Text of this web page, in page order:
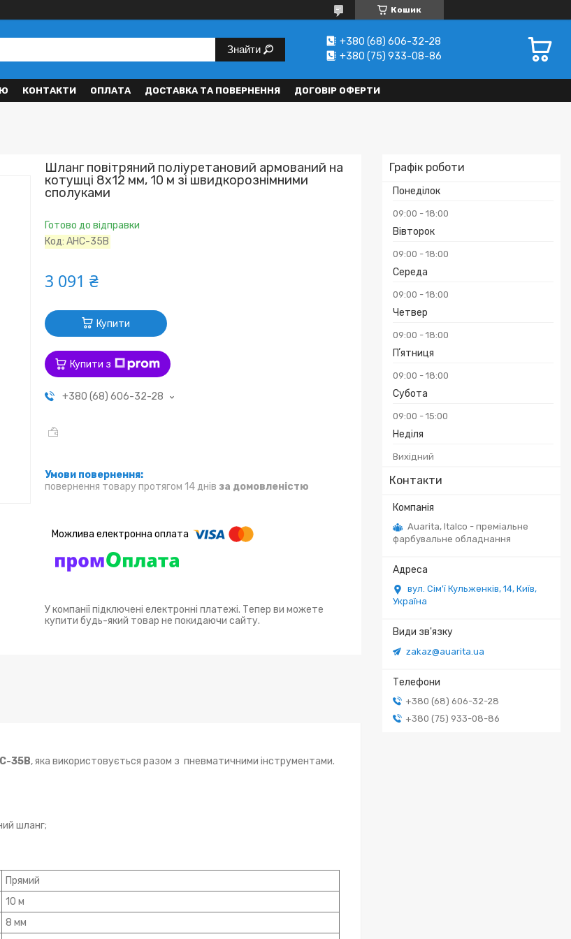
Кошик
Знайти
+380 (68) 606-32-28
+380 (75) 933-08-86
КОНТАКТИ ОПЛАТА ДОСТАВКА ТА ПОВЕРНЕННЯ ДОГОВІР ОФЕРТИ
Графік роботи
Понеділок
09:00 18:00
Вівторок
09:00 18:00
Середа
09:00 18:00
Четвер
09:00 18:00
Пʼятниця
09:00 18:00
Субота
09:00 15:00
Неділя
Вихідний
Контакти
Auarita, Italco - преміальне
фарбувальне обладнання
вул. Сім'ї Кульженків, 14, Київ,
Україна
zakaz@auarita.ua
+380 (68) 606-32-28
+380 (75) 933-08-86
Шланг повітряний поліуретановий армований на
котушці 8x12 мм, 10 м зі швидкорознімними
сполуками
Готово до відправки
Код:AHC-35B
3 091 ₴
Купити
Купити з
+380 (68) 606-32-28
повернення товару протягом 14 днів за домовленістю
У компанії підключені електронні платежі. Тепер ви можете
купити будь-який товар не покидаючи сайту.
35B, яка використовується разом з пневматичними інструментами.
шланг;
Прямий
10 м
8 мм